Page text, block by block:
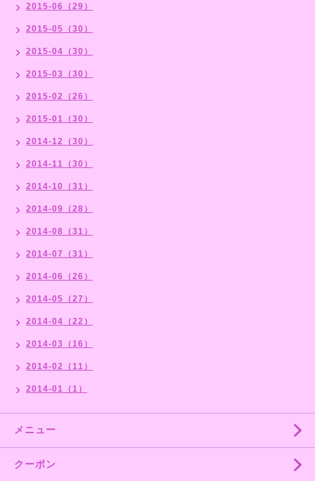
2015-06（29）
2015-05（30）
2015-04（30）
2015-03（30）
2015-02（26）
2015-01（30）
2014-12（30）
2014-11（30）
2014-10（31）
2014-09（28）
2014-08（31）
2014-07（31）
2014-06（26）
2014-05（27）
2014-04（22）
2014-03（16）
2014-02（11）
2014-01（1）
メニュー
クーポン